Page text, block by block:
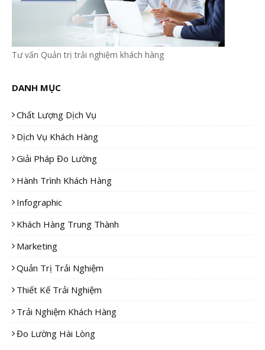
Tư vấn Quản trị trải nghiệm khách hàng
DANH MỤC
Chất Lượng Dịch Vụ
Dịch Vụ Khách Hàng
Giải Pháp Đo Lường
Hành Trình Khách Hàng
Infographic
Khách Hàng Trung Thành
Marketing
Quản Trị Trải Nghiệm
Thiết Kế Trải Nghiệm
Trải Nghiệm Khách Hàng
Đo Lường Hài Lòng